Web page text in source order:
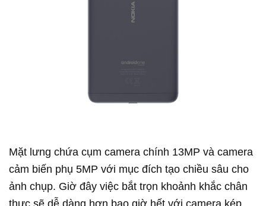
Mặt lưng chứa cụm camera chính 13MP và camera
cảm biến phụ 5MP với mục đích tạo chiều sâu cho
ảnh chụp. Giờ đây việc bắt trọn khoảnh khắc chân
thực sẽ dễ dàng hơn bao giờ hết với camera kép